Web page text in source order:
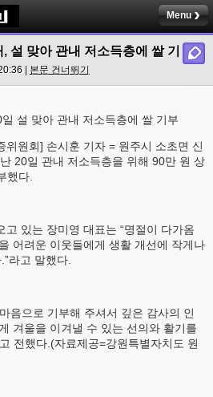
Menu
, 설 맞아 관내 저소득층에 쌀 기
| 본문 건너뛰기
설 맞아 관내 저소득층에 쌀 기부
위원회] 손시훈 기자 = 원주시 소초면 신
20일 관내 저소득층을 위해 90만 원 상
했다.
있는 장미영 대표는 “명절이 다가옴
어려운 이웃들에게 생활 개선에 작게나
라고 말했다.
음으로 기부해 주셔서 깊은 감사의 인
겨울을 이겨낼 수 있는 선의와 활기를
전했다.(자료제공=강원특별자치도 원